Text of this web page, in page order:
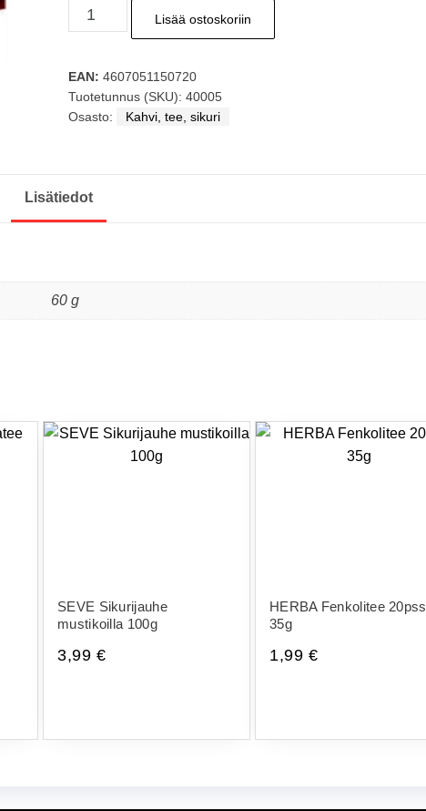
MAISKY
Musta
korona
25x2g
50g
Lisää ostoskoriin
EAN: 4607051150720
Tuotetunnus (SKU):40005
Osasto:
Kahvi, tee, sikuri
Lisätiedot
60 g
SEVE Sikurijauhe
mustikoilla 100g
3,99 €
HERBA Fenkolitee 20pss
35g
1,99 €